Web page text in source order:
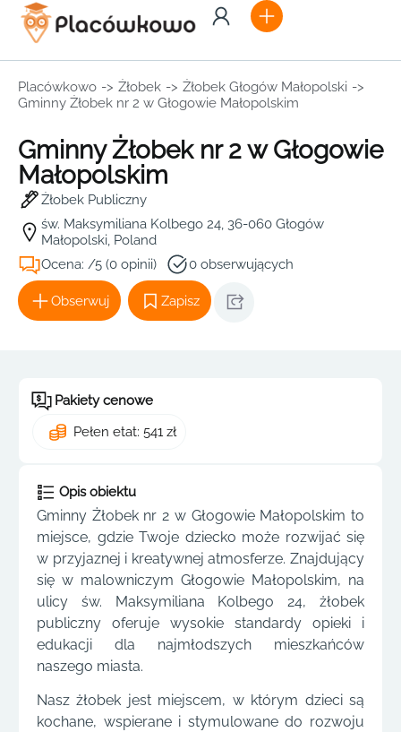
Placówkowo -> Żłobek -> Żłobek Głogów Małopolski ->
Gminny Żłobek nr 2 w Głogowie Małopolskim
Gminny Żłobek nr 2 w Głogowie
Małopolskim
Żłobek Publiczny
św. Maksymiliana Kolbego 24, 36-060 Głogów
Małopolski, Poland
Ocena: /5 (0 opinii)
0 obserwujących
Obserwuj Zapisz
Pakiety cenowe
Pełen etat: 541 zł
Opis obiektu
Gminny Żłobek nr 2 w Głogowie Małopolskim to
miejsce, gdzie Twoje dziecko może rozwijać się
w przyjaznej i kreatywnej atmosferze. Znajdujący
się w malowniczym Głogowie Małopolskim, na
ulicy św. Maksymiliana Kolbego 24, żłobek
publiczny oferuje wysokie standardy opieki i
edukacji dla najmłodszych mieszkańców
naszego miasta.
Nasz żłobek jest miejscem, w którym dzieci są
kochane, wspierane i stymulowane do rozwoju